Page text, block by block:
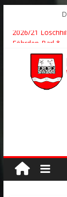
2026/21
2026/24 * TH G
2026/23 TH K
2026/22 TH Y *
Der schönste